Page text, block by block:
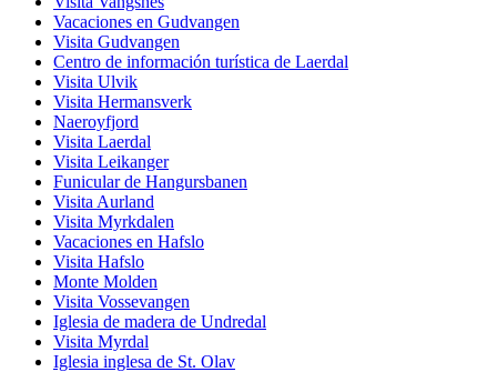
Vacaciones en Gudvangen
Visita Gudvangen
Centro de información turística de Laerdal
Visita Ulvik
Visita Hermansverk
Naeroyfjord
Visita Laerdal
Visita Leikanger
Funicular de Hangursbanen
Visita Aurland
Visita Myrkdalen
Vacaciones en Hafslo
Visita Hafslo
Monte Molden
Visita Vossevangen
Iglesia de madera de Undredal
Visita Myrdal
Iglesia inglesa de St. Olav